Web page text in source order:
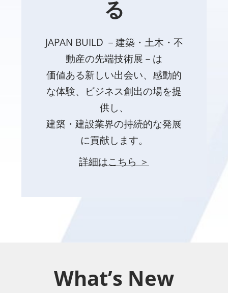
る
JAPAN BUILD －建築・土木・不
動産の先端技術展－は
価値ある新しい出会い、感動的
な体験、ビジネス創出の場を提
供し、
建築・建設業界の持続的な発展
に貢献します。
詳細はこちら ＞
What’s New